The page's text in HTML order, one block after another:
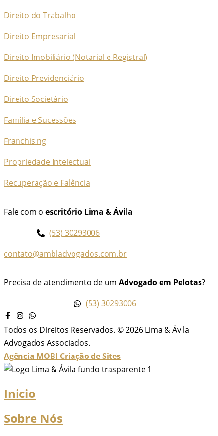
Direito do Trabalho
Direito Empresarial
Direito Imobiliário (Notarial e Registral)
Direito Previdenciário
Direito Societário
Família e Sucessões
Franchising
Propriedade Intelectual
Recuperação e Falência
Fale com o escritório Lima & Ávila
(53) 30293006
contato@ambladvogados.com.br
Precisa de atendimento de um Advogado em Pelotas?
(53) 30293006
Todos os Direitos Reservados. © 2026 Lima & Ávila
Advogados Associados.
Agência MOBI Criação de Sites
Inicio
Sobre Nós